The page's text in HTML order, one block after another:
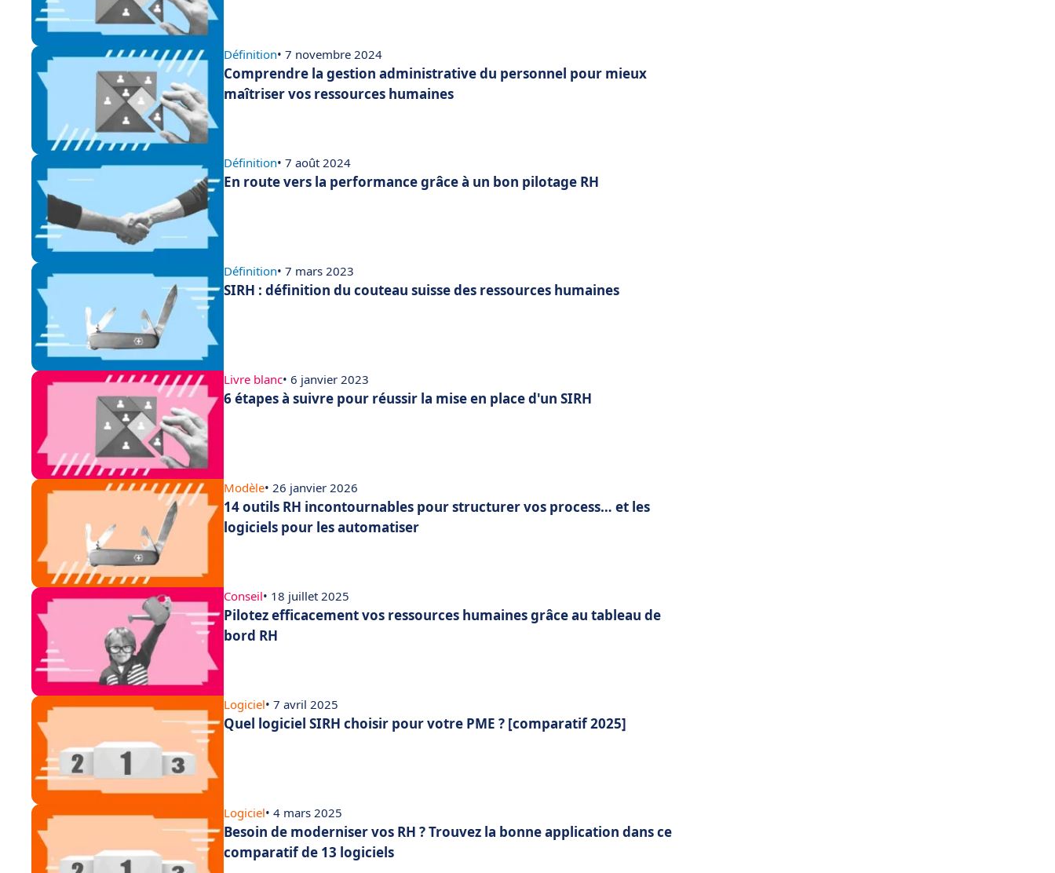
Définition• 7 novembre 2024
Comprendre la gestion administrative du personnel pour mieux
maîtriser vos ressources humaines
Définition• 7 août 2024
En route vers la performance grâce à un bon pilotage RH
Définition• 7 mars 2023
SIRH : définition du couteau suisse des ressources humaines
Livre blanc• 6 janvier 2023
6 étapes à suivre pour réussir la mise en place d'un SIRH
Modèle• 26 janvier 2026
14 outils RH incontournables pour structurer vos process… et les
logiciels pour les automatiser
Conseil• 18 juillet 2025
Pilotez efficacement vos ressources humaines grâce au tableau de
bord RH
Logiciel• 7 avril 2025
Quel logiciel SIRH choisir pour votre PME ? [comparatif 2025]
Logiciel• 4 mars 2025
Besoin de moderniser vos RH ? Trouvez la bonne application dans ce
comparatif de 13 logiciels